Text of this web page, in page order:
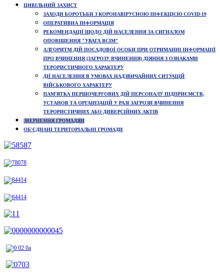
ЦИВІЛЬНИЙ ЗАХИСТ
ЗАХОДИ БОРОТЬБИ З КОРОНАВІРУСНОЮ ІНФЕКЦІЄЮ COVID-19
ОПЕРАТИВНА ІНФОРМАЦІЯ
РЕКОМЕНДАЦІЇ ЩОДО ДІЙ НАСЕЛЕННЯ ЗА СИГНАЛОМ
ОПОВІЩЕННЯ "УВАГА ВСІМ"
АЛГОРИТМ ДІЙ ПОСАДОВОЇ ОСОБИ ПРИ ОТРИМАННІ ІНФОРМАЦІЇ
ПРО ВЧИНЕННЯ (ЗАГРОЗУ ВЧИНЕННЯ) ДІЯННЯ З ОЗНАКАМИ
ТЕРОРИСТИЧНОГО ХАРАКТЕРУ
ДІЇ НАСЕЛЕННЯ В УМОВАХ НАДЗВИЧАЙНИХ СИТУАЦІЙ
ВІЙСЬКОВОГО ХАРАКТЕРУ
ПАМ’ЯТКА ПЕРШОЧЕРГОВИХ ДІЙ ПЕРСОНАЛУ ПІДПРИЄМСТВ,
УСТАНОВ ТА ОРГАНІЗАЦІЙ У РАЗІ ЗАГРОЗИ ВЧИНЕННЯ
ТЕРОРИСТИЧНИХ АБО ДИВЕРСІЙНИХ АКТІВ
ЗВЕРНЕННЯ ГРОМАДЯН
ОБ'ЄДНАНІ ТЕРИТОРІАЛЬНІ ГРОМАДИ